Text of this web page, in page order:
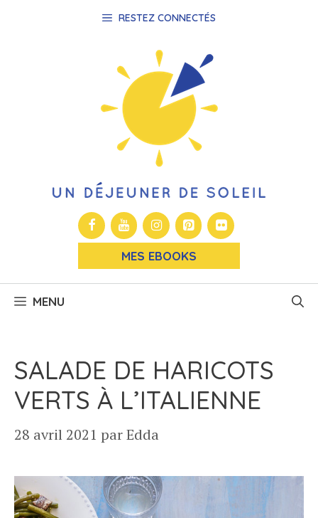
RESTEZ CONNECTÉS
MES EBOOKS
MENU
SALADE DE HARICOTS
VERTS À L’ITALIENNE
28 avril 2021 parEdda